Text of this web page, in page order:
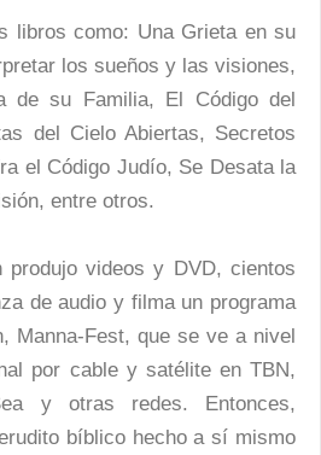
libros como: Una Grieta en su
los sueños y las visiones,
de su Familia, El Código del
del Cielo Abiertas, Secretos
el Código Judío, Se Desata la
entre otros.
produjo videos y DVD, cientos
de audio y filma un programa
Manna-Fest, que se ve a nivel
por cable y satélite en TBN,
y otras redes. Entonces,
bíblico hecho a sí mismo